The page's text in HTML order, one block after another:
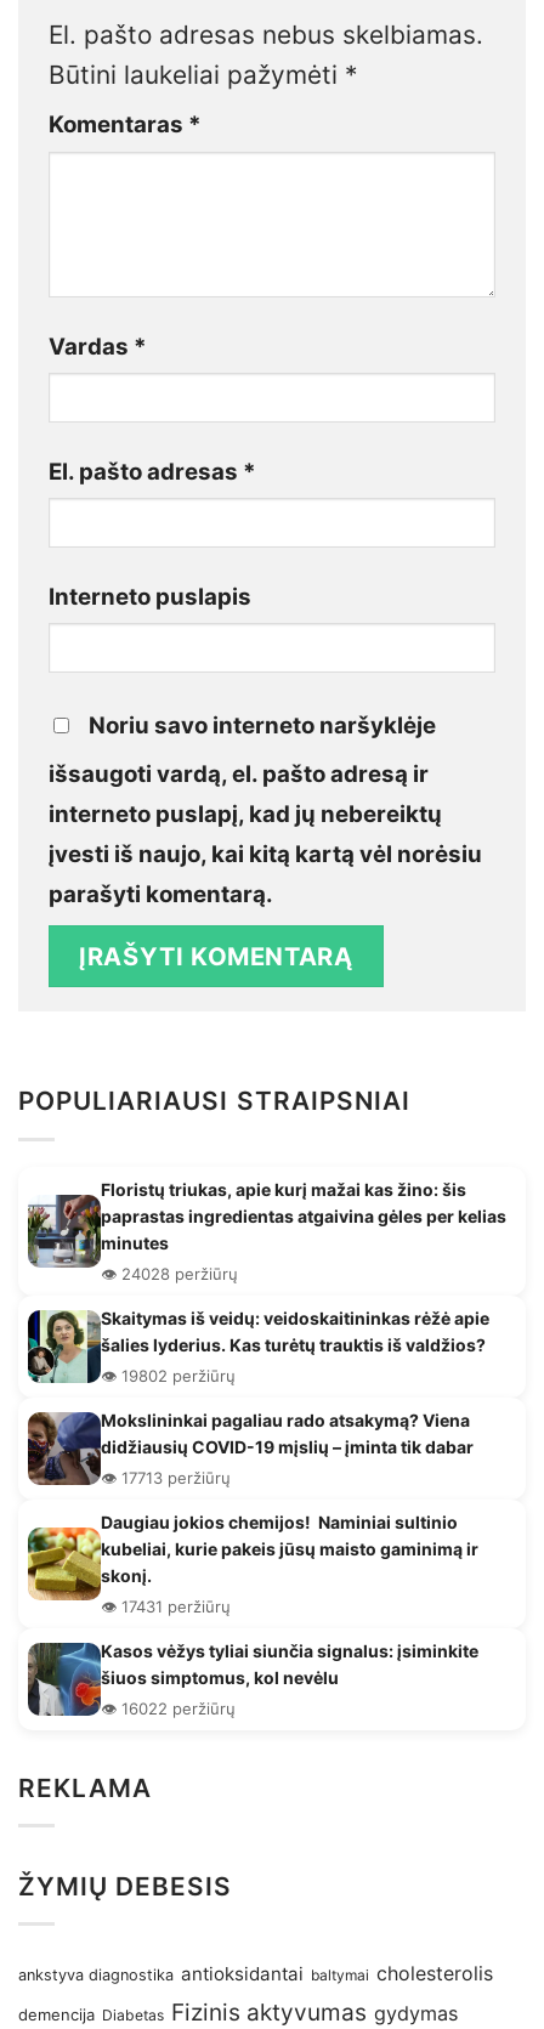
El. pašto adresas nebus skelbiamas.
Būtini laukeliai pažymėti *
Komentaras *
Vardas *
El. pašto adresas *
Interneto puslapis
Noriu savo interneto naršyklėje
išsaugoti vardą, el. pašto adresą ir
interneto puslapį, kad jų nebereiktų
įvesti iš naujo, kai kitą kartą vėl norėsiu
parašyti komentarą.
POPULIARIAUSI STRAIPSNIAI
Floristų triukas, apie kurį mažai kas žino: šis
paprastas ingredientas atgaivina gėles per kelias
minutes
👁️ 24028 peržiūrų
Skaitymas iš veidų: veidoskaitininkas rėžė apie
šalies lyderius. Kas turėtų trauktis iš valdžios?
👁️ 19802 peržiūrų
Mokslininkai pagaliau rado atsakymą? Viena
didžiausių COVID-19 mįslių – įminta tik dabar
👁️ 17713 peržiūrų
Daugiau jokios chemijos! Naminiai sultinio
kubeliai, kurie pakeis jūsų maisto gaminimą ir
skonį.
👁️ 17431 peržiūrų
Kasos vėžys tyliai siunčia signalus: įsiminkite
šiuos simptomus, kol nevėlu
👁️ 16022 peržiūrų
REKLAMA
ŽYMIŲ DEBESIS
ankstyva diagnostika antioksidantai baltymai cholesterolis
demencija Diabetas Fizinis aktyvumas gydymas